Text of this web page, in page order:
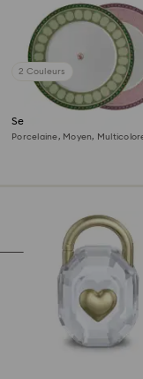
2 Couleurs
Set d'assiettes Signum
Porcelaine, Moyen,